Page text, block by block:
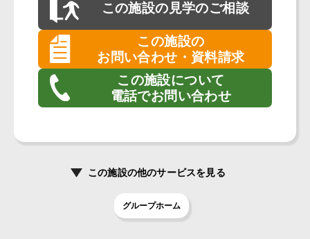
この施設の見学のご相談
この施設の
お問い合わせ・資料請求
この施設について
電話でお問い合わせ
この施設の他のサービスを見る
グループホーム